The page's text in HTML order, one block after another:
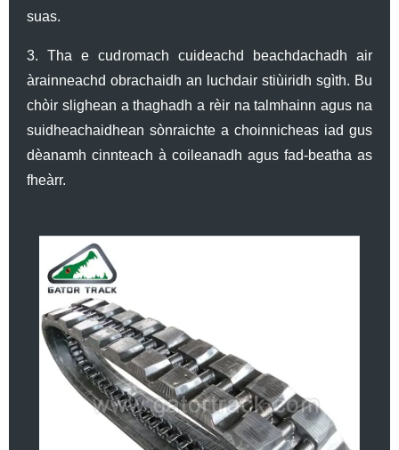
suas.
3. Tha e cudromach cuideachd beachdachadh air
àrainneachd obrachaidh an luchdair stiùiridh sgìth. Bu
chòir slighean a thaghadh a rèir na talmhainn agus na
suidheachaidhean sònraichte a choinnicheas iad gus
dèanamh cinnteach à coileanadh agus fad-beatha as
fheàrr.